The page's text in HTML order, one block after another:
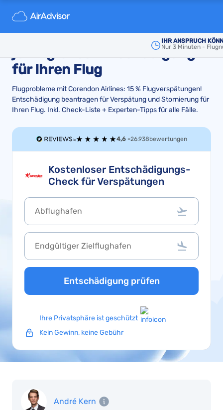
IHR ANSPRUCH
Nur 3 Minuten -
Corendon Verspätung,
Stornierung und Flugausfall -
jetzt gibt es Entschädigung
für Ihren Flug
Flugprobleme mit Corendon Airlines: 15 % Flugverspätungen!
Entschädigung beantragen für Verspätung und Stornierung für
Ihren Flug. Inkl. Check-Liste + Experten-Tipps für alle Fälle.
4,6 -26.938bewertungen
Kostenloser Entschädigungs-
Check für Verspätungen
Entschädigung prüfen
Ihre Privatsphäre ist geschützt
Kein Gewinn, keine Gebühr
André Kern